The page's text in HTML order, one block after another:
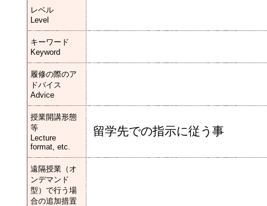
レベル
Level
キーワード
Keyword
履修の際のア
ドバイス
Advice
授業開講形態
等
Lecture
format, etc.
留学先での指示に従う事
遠隔授業（オ
ンデマンド
型）で行う場
合の追加措置